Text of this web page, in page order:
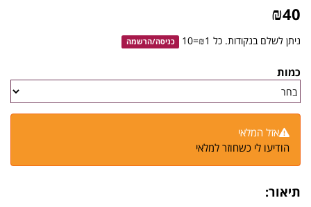
₪40
ניתן לשלם בנקודות. כל ₪1=10 כניסה/הרשמה
כמות
אזל המלאי
הודיעו לי כשחוזר למלאי
תיאור: